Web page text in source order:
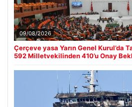
09/08/2026
Çerçeve yasa Yarın Genel Kurul’da
592 Milletvekilinden 410’u Onay